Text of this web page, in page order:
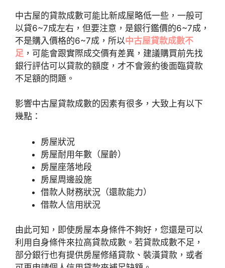
中古屋的貸款成數可能比新成屋略低一些，一般可
以貸6~7成左右，但要注意，是銀行鑑價的6~7成，
不是購入價格的6~7成，所以中古屋貸款成數不
足 ，可能會跟實際成交價有差異，建議購買前先找
銀行評估可以貸款的額度，才不會簽約後面臨貸款
不足額的問題。
影響中古屋貸款成數的因素有很多，大致上有以下
幾點：
房屋狀況
房屋耐用年數（屋齡）
房屋座落地段
房屋周邊設施
借款人財務狀況（還款能力）
借款人信用狀況
由此可知，即使房屋本身條件不夠好，您還是可以
利用自身條件來拉高貸款成數。若貸款成數不足，
部分銀行也有提供房屋修繕貸款、裝潢貸款，或者